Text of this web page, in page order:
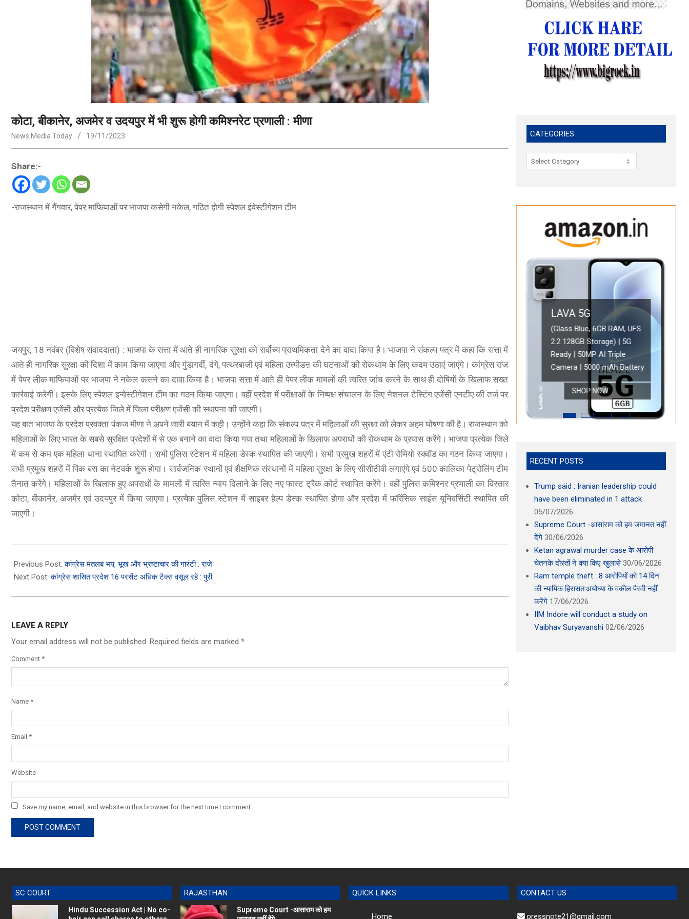
कोटा, बीकानेर, अजमेर व उदयपुर में भी शुरू होगी कमिश्नरेट प्रणाली : मीणा
News Media Today 19/11/2023
Share:-
-राजस्थान में गैंगवार, पेपर माफियाओं पर भाजपा कसेगी नकेल, गठित होगी स्पेशल इंवेस्टीगेशन टीम
जयपुर, 18 नवंबर (विशेष संवाददाता) : भाजपा के सत्ता में आते ही नागरिक सुरक्षा को सर्वोच्य प्राथमिकता देने का वादा किया है। भाजपा ने संकल्प पत्र में कहा कि सत्ता में
आते ही नागरिक सुरक्षा की दिशा में काम किया जाएगा और गुंडागर्दी, दंगे, पत्थरबाजी एवं महिला उत्पीडऩ की घटनाओं की रोकथाम के लिए कदम उठाएं जाएंगे। कांग्रेस राज
में पेपर लीक माफियाओं पर भाजपा ने नकेल कसने का दावा किया है। भाजपा सत्ता में आते ही पेपर लीक मामलों की त्वरित जांच करने के साथ ही दोषियों के खिलाफ सख्त
कार्रवाई करेगी। इसके लिए स्पेशल इन्वेस्टीगेशन टीम का गठन किया जाएगा। वहीं प्रदेश में परीक्षाओं के निष्पक्ष संचालन के लिए नेशनल टेस्टिंग एजेंसी एनटीए की तर्ज पर
प्रदेश परीक्षण एजेंसी और प्रत्येक जिले में जिला परीक्षण एजेंसी की स्थापना की जाएगी।
यह बात भाजपा के प्रदेश प्रवक्ता पंकज मीणा ने अपने जारी बयान में कही। उन्होंने कहा कि संकल्प पत्र में महिलाओं की सुरक्षा को लेकर अहम घोषणा की है। राजस्थान को
महिलाओं के लिए भारत के सबसे सुरक्षित प्रदेशों में से एक बनाने का वादा किया गया तथा महिलाओं के खिलाफ अपराधों की रोकथाम के प्रयास करेंगे। भाजपा प्रत्येक जिले
में कम से कम एक महिला थाना स्थापित करेगी। सभी पुलिस स्टेशन में महिला डेस्क स्थापित की जाएगी। सभी प्रमुख शहरों में एंटी रोमियो स्क्वॉड का गठन किया जाएगा।
सभी प्रमुख शहरों में पिंक बस का नेटवर्क शुरू होगा। सार्वजनिक स्थानों एवं शैक्षणिक संस्थानों में महिला सुरक्षा के लिए सीसीटीवी लगाएंगे एवं 500 कालिका पेट्रोलिंग टीम
तैनात करेंगे। महिलाओं के खिलाफ हुए अपराधों के मामलों में त्वरित न्याय दिलाने के लिए नए फास्ट ट्रैक कोर्ट स्थापित करेंगे। वहीं पुलिस कमिश्नर प्रणाली का विस्तार
कोटा, बीकानेर, अजमेर एवं उदयपुर में किया जाएगा। प्रत्येक पुलिस स्टेशन में साइबर हेल्प डेस्क स्थापित होगा और प्रदेश में फॉरेंसिक साइंस यूनिवर्सिटी स्थापित की
जाएगी।
11-
19
Previous Post:कांग्रेस मतलब भय, भूख और भ्रष्टाचार की गारंटी : राजे
Next Post:कांग्रेस शासित प्रदेश 16 परसेंट अधिक टैक्स वसूल रहे : पुरी
LEAVE A REPLY
Your email address will not be published. Required fields are marked *
Comment *
Name *
Email *
Website
Save my name, email, and website in this browser for the next time I comment.
CATEGORIES
Categories
Camera | 90Hz
Offers
(Glass Blue, 6GB RAM, UFS 2.2 128GB Storage) | 5G Ready |
50MP AI Triple Camera | 5000 mAh Battery
SHOP NOW
BOAT
boAt Newly Launched Wave Call Plus with 1.83" HD Display
SHOP NOW
ONEPLUS 5G
OnePlus Nord CE 2 Lite 5G (Blue Tide, 6GB RAM, 128GB Storage)
SHOP NOW
Oppo A78 5G (Glowing Blue, 8GB RAM, 128 Storage) | 5000
Battery with 33W SUPERVOOC Charger| 50MP AI Camera |
Refresh Rate | with No Cost EMI/Additional Exchange Offers
SHOP NOW
(Glass Blue,
Triple
RECENT POSTS
Trump said : Iranian leadership could
have been eliminated in 1 attack
05/07/2026
Supreme Court -आसाराम को हम जमानत नहीं
देंगे 30/06/2026
Ketan agrawal murder case के आरोपी
चेतनके दोस्तों ने क्या किए खुलासे 30/06/2026
Ram temple theft : 8 आरोपियों को 14 दिन
की न्यायिक हिरासत:अयोध्या के वकील पैरवी नहीं
करेंगे 17/06/2026
IIM Indore will conduct a study on
Vaibhav Suryavanshi 02/06/2026
SC COURT
Hindu Succession Act | No co-
RAJASTHAN
Supreme Court -आसाराम को हम
QUICK LINKS
Home
CONTACT US
pressnote21@gmail.com